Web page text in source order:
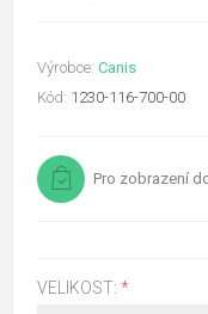
Výrobce: Canis
Kód: 1230-116-700-00
Pro zobrazení
VELIKOST: *